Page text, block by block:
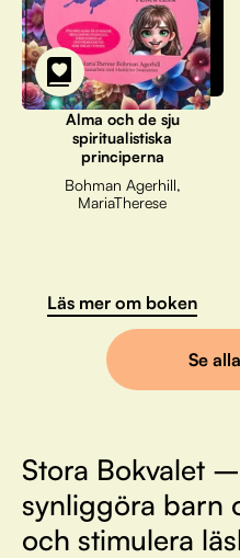
Alma och de sju
spiritualistiska
principerna
Bohman Agerhill,
MariaTherese
Läs mer om boken
Se
Stora Bokvalet
synliggöra barn
och stimulera